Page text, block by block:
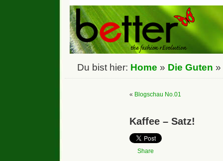
Du bist hier: Home » Die Guten »
« Blogschau No.01
Kaffee – Satz!
Share